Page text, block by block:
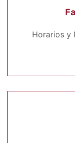
Horarios y